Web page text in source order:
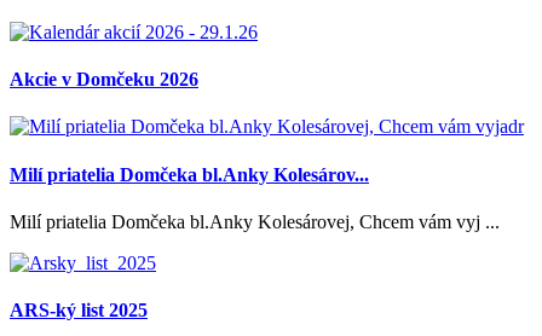
Akcie v Domčeku 2026
Milí priatelia Domčeka bl.Anky Kolesárov...
Milí priatelia Domčeka bl.Anky Kolesárovej, Chcem vám vyj ...
ARS-ký list 2025